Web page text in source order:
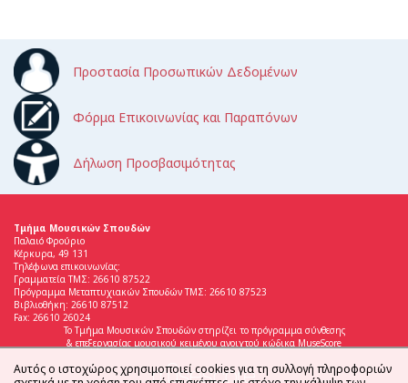
Προστασία Προσωπικών Δεδομένων
Φόρμα Επικοινωνίας και Παραπόνων
Δήλωση Προσβασιμότητας
Τμήμα Μουσικών Σπουδών
Παλαιό Φρούριο
Κέρκυρα, 49 131
Τηλέφωνα επικοινωνίας:
Γραμματεία ΤΜΣ: 26610 87522
Πρόγραμμα Μεταπτυχιακών Σπουδών ΤΜΣ: 26610 87523
Βιβλιοθήκη: 26610 87512
Fax: 26610 26024
Το Τμήμα Μουσικών Σπουδών στηρίζει το πρόγραμμα σύνθεσης
& επεξεργασίας μουσικού κειμένου ανοιχτού κώδικα MuseScore
Αυτός ο ιστοχώρος χρησιμοποιεί cookies για τη συλλογή πληροφοριών